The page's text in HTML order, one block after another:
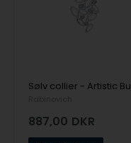
887,00 DKR